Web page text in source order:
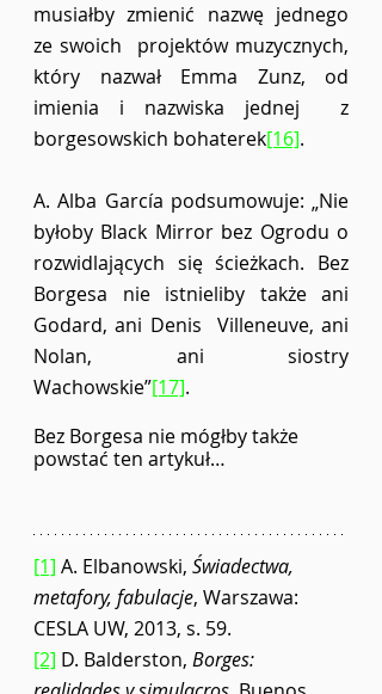
musiałby zmienić nazwę jednego
ze swoich  projektów muzycznych,
który nazwał Emma Zunz, od
imienia i nazwiska jednej  z
borgesowskich bohaterek[16].
A. Alba García podsumowuje: „Nie
byłoby Black Mirror bez Ogrodu o
rozwidlających się ścieżkach. Bez
Borgesa nie istnieliby także ani
Godard, ani Denis  Villeneuve, ani
Nolan, ani siostry
Wachowskie”[17].
Bez Borgesa nie mógłby także
powstać ten artykuł…
[1] A. Elbanowski, Świadectwa,
metafory, fabulacje, Warszawa:
CESLA UW, 2013, s. 59.
[2] D. Balderston, Borges: